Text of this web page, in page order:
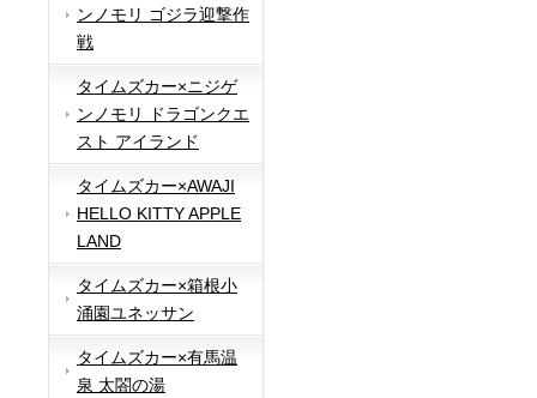
ンノモリ ゴジラ迎撃作
戦
タイムズカー×ニジゲ
ンノモリ ドラゴンクエ
スト アイランド
タイムズカー×AWAJI
HELLO KITTY APPLE
LAND
タイムズカー×箱根小
涌園ユネッサン
タイムズカー×有馬温
泉 太閤の湯